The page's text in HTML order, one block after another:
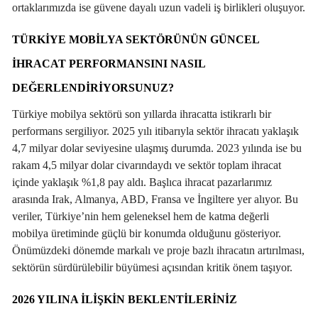
ortaklarımızda ise güvene dayalı uzun vadeli iş birlikleri oluşuyor.
TÜRKIYE MOBILYA SEKTÖRÜNÜN GÜNCEL
IHRACAT PERFORMANSINI NASIL
DEĞERLENDIRIYORSUNUZ?
Türkiye mobilya sektörü son yıllarda ihracatta istikrarlı bir
performans sergiliyor. 2025 yılı itibarıyla sektör ihracatı yaklaşık
4,7 milyar dolar seviyesine ulaşmış durumda. 2023 yılında ise bu
rakam 4,5 milyar dolar civarındaydı ve sektör toplam ihracat
içinde yaklaşık %1,8 pay aldı. Başlıca ihracat pazarlarımız
arasında Irak, Almanya, ABD, Fransa ve İngiltere yer alıyor. Bu
veriler, Türkiye’nin hem geleneksel hem de katma değerli
mobilya üretiminde güçlü bir konumda olduğunu gösteriyor.
Önümüzdeki dönemde markalı ve proje bazlı ihracatın artırılması,
sektörün sürdürülebilir büyümesi açısından kritik önem taşıyor.
2026 YILINA ILIŞKIN BEKLENTILERINIZ